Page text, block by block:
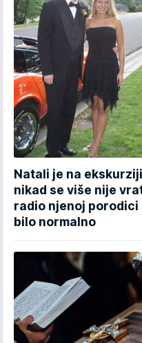
Natali je na
nikad se više nije
radio njenoj porodici
bilo normalno